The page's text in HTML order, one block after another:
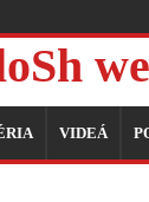
VIDEÁ